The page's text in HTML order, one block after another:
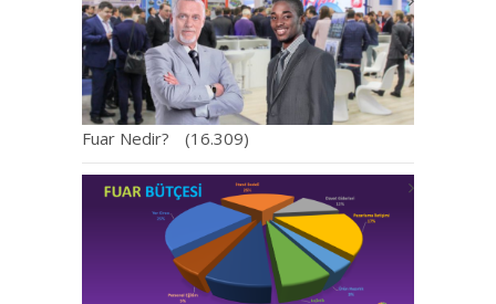
Fuar Nedir? (16.309)